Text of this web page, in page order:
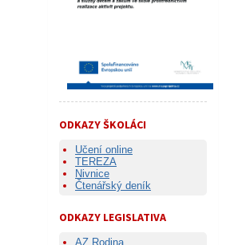
ODKAZY ŠKOLÁCI
Učení online
TEREZA
Nivnice
Čtenářský deník
ODKAZY LEGISLATIVA
AZ Rodina